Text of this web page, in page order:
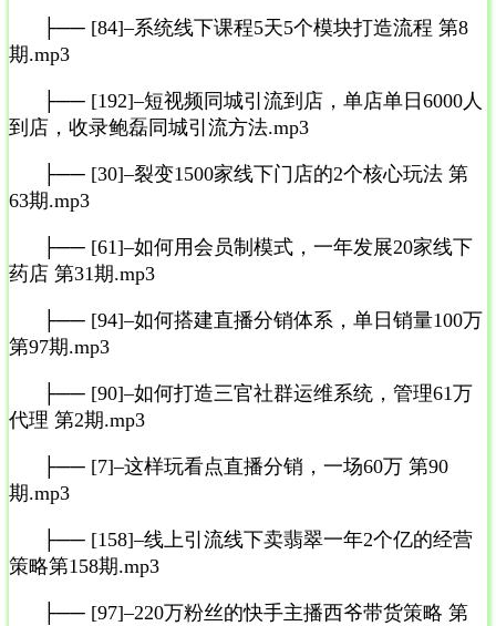
├── [84]–系统线下课程5天5个模块打造流程 第8
期.mp3
├── [192]–短视频同城引流到店，单店单日6000人
到店，收录鲍磊同城引流方法.mp3
├── [30]–裂变1500家线下门店的2个核心玩法 第
63期.mp3
├── [61]–如何用会员制模式，一年发展20家线下
药店 第31期.mp3
├── [94]–如何搭建直播分销体系，单日销量100万
第97期.mp3
├── [90]–如何打造三官社群运维系统，管理61万
代理 第2期.mp3
├── [7]–这样玩看点直播分销，一场60万 第90
期.mp3
├── [158]–线上引流线下卖翡翠一年2个亿的经营
策略第158期.mp3
├── [97]–220万粉丝的快手主播西爷带货策略 第